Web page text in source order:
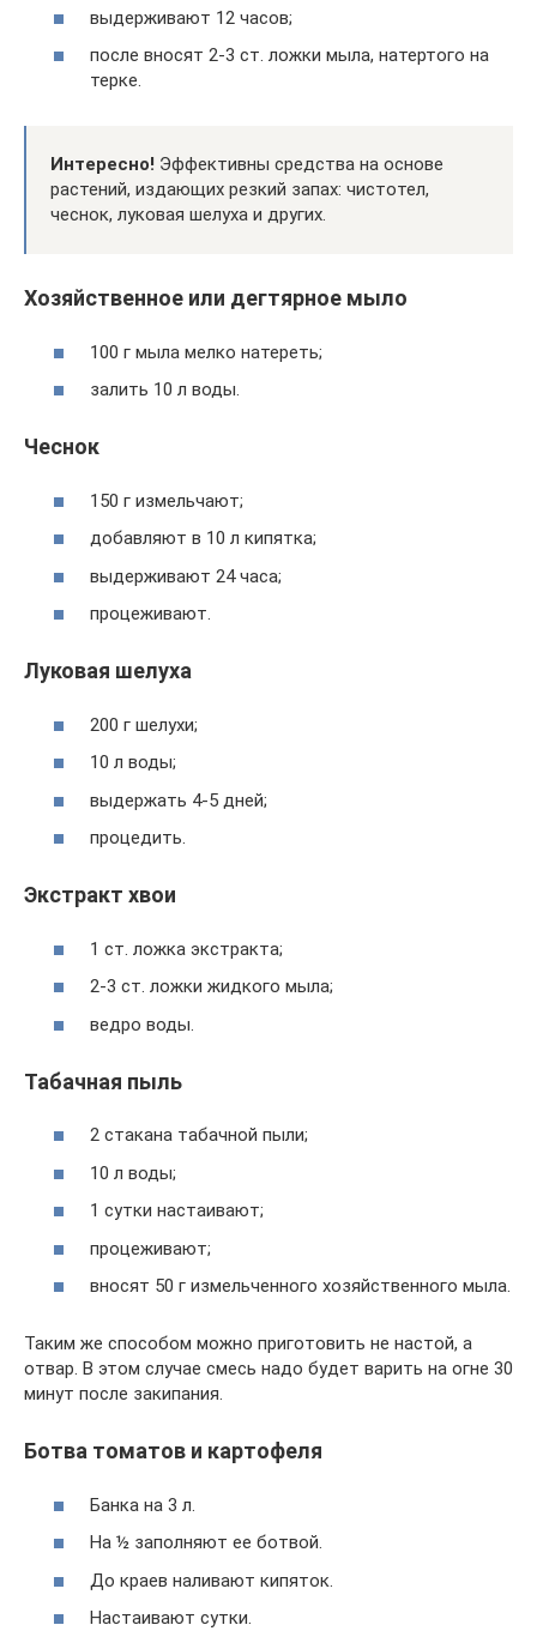
выдерживают 12 часов;
после вносят 2-3 ст. ложки мыла, натертого на
терке.
Интересно! Эффективны средства на основе
растений, издающих резкий запах: чистотел,
чеснок, луковая шелуха и других.
Хозяйственное или дегтярное мыло
100 г мыла мелко натереть;
залить 10 л воды.
Чеснок
150 г измельчают;
добавляют в 10 л кипятка;
выдерживают 24 часа;
процеживают.
Луковая шелуха
200 г шелухи;
10 л воды;
выдержать 4-5 дней;
процедить.
Экстракт хвои
1 ст. ложка экстракта;
2-3 ст. ложки жидкого мыла;
ведро воды.
Табачная пыль
2 стакана табачной пыли;
10 л воды;
1 сутки настаивают;
процеживают;
вносят 50 г измельченного хозяйственного мыла.
Таким же способом можно приготовить не настой, а
отвар. В этом случае смесь надо будет варить на огне 30
минут после закипания.
Ботва томатов и картофеля
Банка на 3 л.
На ½ заполняют ее ботвой.
До краев наливают кипяток.
Настаивают сутки.